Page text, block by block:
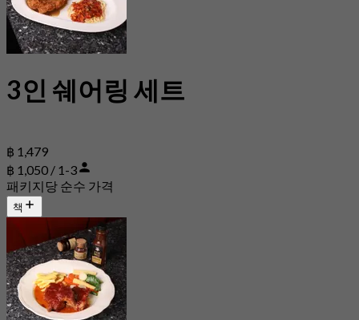
3인 쉐어링 세트
฿ 1,479
฿ 1,050 / 1-3
패키지당 순수 가격
책